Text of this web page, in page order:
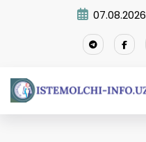
07.08.2026